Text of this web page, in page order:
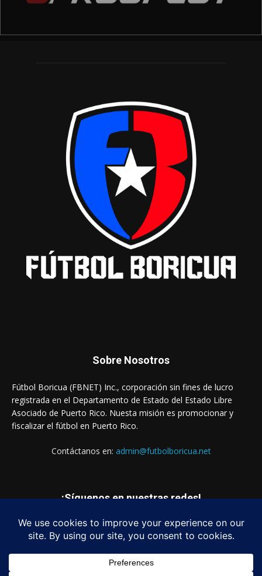
Sobre Nosotros
Fútbol Boricua (FBNET) Inc., corporación sin fines de lucro
registrada en el Departamento de Estado del Estado Libre
Asociado de Puerto Rico. Nuesta misión es promocionar y
fiscalizar el fútbol en Puerto Rico.
Contáctanos en: admin@futbolboricua.net
¡Síguenos en nuestras redes!